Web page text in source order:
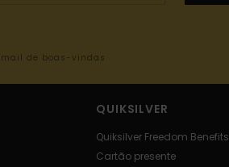
de boas-vindas
QUIKSILVER
Quiksilver Freedom Benefits
Cartão presente